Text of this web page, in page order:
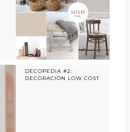
DECOPEDIA #2:
DECORACIÓN LOW COST